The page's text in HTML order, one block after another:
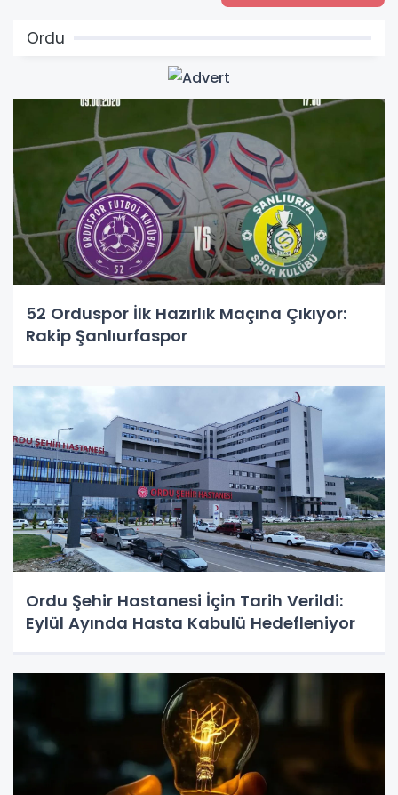
Ordu
52 Orduspor İlk Hazırlık Maçına Çıkıyor:
Rakip Şanlıurfaspor
Ordu Şehir Hastanesi İçin Tarih Verildi:
Eylül Ayında Hasta Kabulü Hedefleniyor